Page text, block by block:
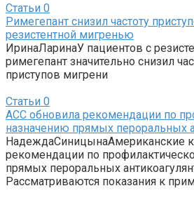
Статьи 0
Римегепант снизил частоту
резистентной мигренью
ИринаЛаринаУ пациентов с
римегепант значительно снизил
приступов мигрени
Статьи 0
ACC обновила рекомендации по
назначению прямых пероральных
НадеждаСиницынаАмериканские
рекомендации по
прямых пероральных
Рассматриваются показания к